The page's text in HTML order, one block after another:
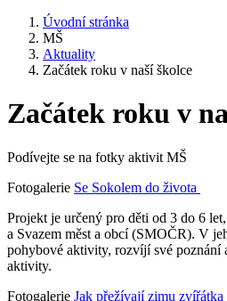
Úvodní stránka
MŠ
Aktuality
Začátek roku v naší školce
Začátek roku v
Podívejte se na fotky aktivit MŠ
Fotogalerie Se Sokolem do života
Projekt je určený pro děti od 3 do 6
a Svazem měst a obcí (SMOČR). V
pohybové aktivity, rozvíjí své poznání
aktivity.
Fotogalerie Jak přežívají zimu zvířátka